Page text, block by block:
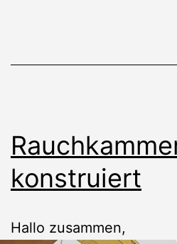
konstruiert
Hallo zusammen,